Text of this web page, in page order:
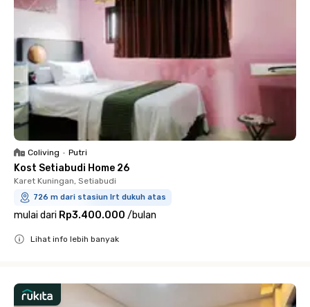
Coliving • Putri
Kost Setiabudi Home 26
Karet Kuningan, Setiabudi
726 m dari stasiun lrt dukuh atas
mulai dari Rp3.400.000 /bulan
Lihat info lebih banyak